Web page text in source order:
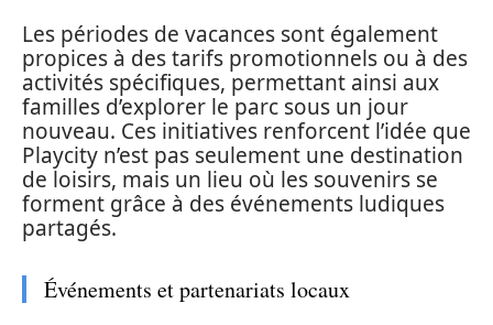
Les périodes de vacances sont également
propices à des tarifs promotionnels ou à des
activités spécifiques, permettant ainsi aux
familles d’explorer le parc sous un jour
nouveau. Ces initiatives renforcent l’idée que
Playcity n’est pas seulement une destination
de loisirs, mais un lieu où les souvenirs se
forment grâce à des événements ludiques
partagés.
Événements et partenariats locaux